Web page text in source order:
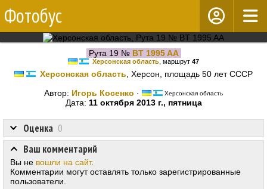
Фотобус
Рута 19 № BT 1995 AA
Херсонская область , маршрут 47
Херсонская область , Херсон, площадь 50 лет СССР
Автор: Игорь Косенко · Херсонская область
Дата: 11 октября 2013 г., пятница
Оценка 0
Ваш комментарий
Вы не вошли на сайт.
Комментарии могут оставлять только зарегистрированные
пользователи.